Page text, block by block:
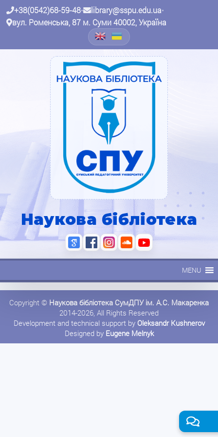
+38(0542)68-59-48• library@sspu.edu.ua•
вул. Роменська, 87 м. Суми 40002, Україна
Наукова бібліотека
MENU
Copyright © Наукова бібліотека СумДПУ ім. А.С. Макаренка
2014-2026, All Rights Reserved
Development and technical support by Oleksandr Kushnerov
Designed by Eugene Melnyk